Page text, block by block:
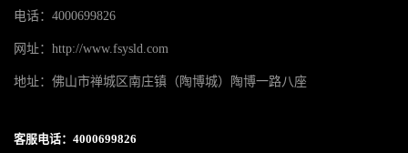
电话：4000699826
网址：http://www.fsysld.com
地址：佛山市禅城区南庄镇（陶博城）陶博一路八座
客服电话：4000699826